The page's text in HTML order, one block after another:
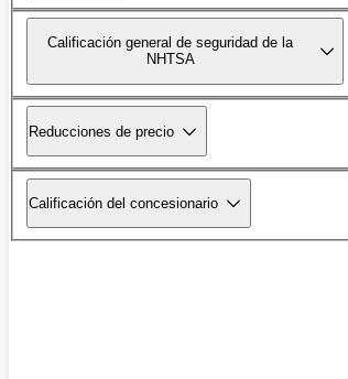
Calificación general de seguridad de la
NHTSA
Reducciones de precio
Calificación del concesionario